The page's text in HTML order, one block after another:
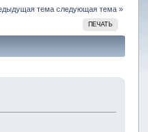
тема следующая тема »
ПЕЧАТЬ